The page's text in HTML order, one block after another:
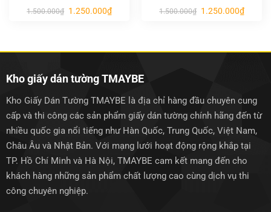
1.500.000₫ Giá
1.250.000₫Giá
hiện
1.500.000₫ Giá
1.250.000₫Giá
hiện
Kho giấy dán tường TMAYBE
Kho Giấy Dán Tường TMAYBE là địa chỉ hàng đầu chuyên cung
cấp và thi công các sản phẩm giấy dán tường chính hãng đến từ
nhiều quốc gia nổi tiếng như Hàn Quốc, Trung Quốc, Việt Nam,
Châu Âu và Nhật Bản. Với mạng lưới hoạt động rộng khắp tại
TP. Hồ Chí Minh và Hà Nội, TMAYBE cam kết mang đến cho
khách hàng những sản phẩm chất lượng cao cùng dịch vụ thi
công chuyên nghiệp.